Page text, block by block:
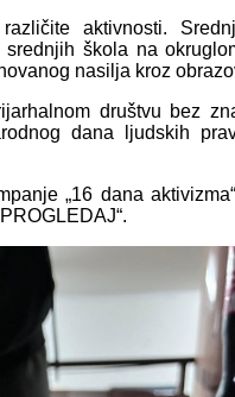
aktivnosti.
škola na
nasilja kroz
društvu bez
dana ljudskih
„16 dana